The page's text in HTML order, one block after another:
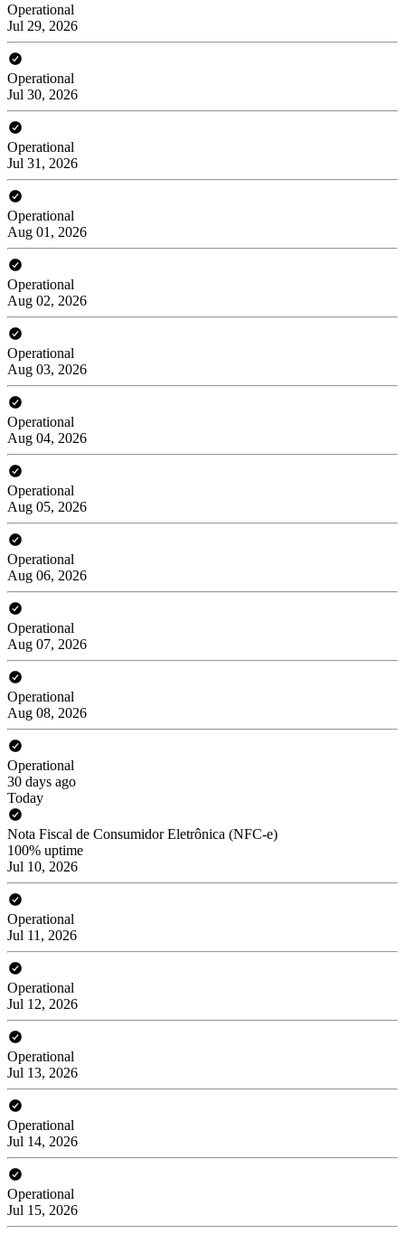
Operational
Jul 29, 2026
Operational
Jul 30, 2026
Operational
Jul 31, 2026
Operational
Aug 01, 2026
Operational
Aug 02, 2026
Operational
Aug 03, 2026
Operational
Aug 04, 2026
Operational
Aug 05, 2026
Operational
Aug 06, 2026
Operational
Aug 07, 2026
Operational
Aug 08, 2026
Operational
30 days ago
Today
Nota Fiscal de Consumidor Eletrônica (NFC-e)
100% uptime
Jul 10, 2026
Operational
Jul 11, 2026
Operational
Jul 12, 2026
Operational
Jul 13, 2026
Operational
Jul 14, 2026
Operational
Jul 15, 2026